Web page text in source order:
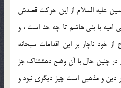
عليه السلام از اين حركت قصدش
اميه با بنى هاشم تا چه حد است ، و
خود ناچار بر اين اقدامات سبحانه
چنين حال با آن وضع دهشتناك جز
دين و مذهبى است چيز ديگرى نبود و